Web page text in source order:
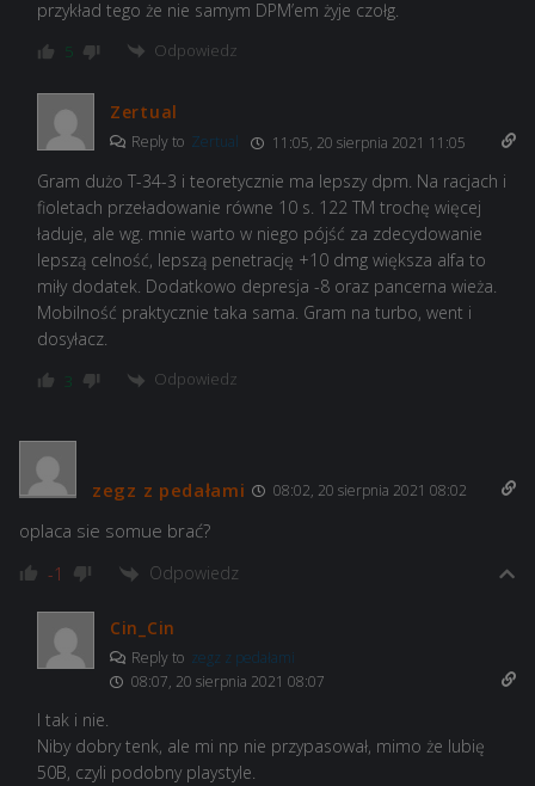
przykład tego że nie samym DPM’em żyje czołg.
5 Odpowiedz
Zertual
Reply to Zertual 11:05, 20 sierpnia 2021 11:05
Gram dużo T-34-3 i teoretycznie ma lepszy dpm. Na racjach i
fioletach przeładowanie równe 10 s. 122 TM trochę więcej
ładuje, ale wg. mnie warto w niego pójść za zdecydowanie
lepszą celność, lepszą penetrację +10 dmg większa alfa to
miły dodatek. Dodatkowo depresja -8 oraz pancerna wieża.
Mobilność praktycznie taka sama. Gram na turbo, went i
dosyłacz.
3 Odpowiedz
zegz z pedałami 08:02, 20 sierpnia 2021 08:02
oplaca sie somue brać?
-1 Odpowiedz
Cin_Cin
Reply to zegz z pedałami
08:07, 20 sierpnia 2021 08:07
I tak i nie.
Niby dobry tenk, ale mi np nie przypasował, mimo że lubię
50B, czyli podobny playstyle.